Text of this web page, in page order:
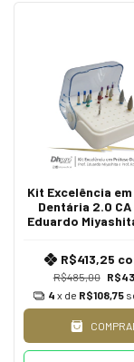
Kit Excelência
Dentária 2.0
Eduardo
R$485,00
R$413,25
4 x de R$108,75